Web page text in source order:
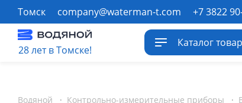
Томск company@waterman-t.com +7 3822
28 лет в Томске!
Каталог
Водяной · Контрольно-измерительные приборы ·